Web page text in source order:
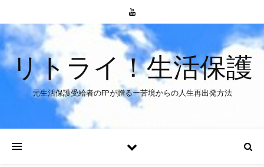
リトライ！生活保護
元生活保護受給者のFPが贈るー苦境からの人生再出発方法